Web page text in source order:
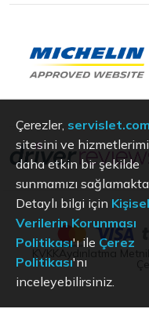
Aydınlatma Metni
Çerezler, servislet.com
sitesini ve
daha etkin bir şekilde
sunmamızı
Detaylı bilgi için Kişisel
Verilerin Korunması
Politikası'ı ile Çerez
Politikası'nı
inceleyebilirsiniz.